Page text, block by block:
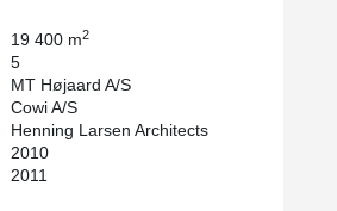
19 400 m2
5
MT Højaard A/S
Cowi A/S
Henning Larsen Architects
2010
2011